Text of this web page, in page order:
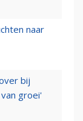
naar
bij
groei'